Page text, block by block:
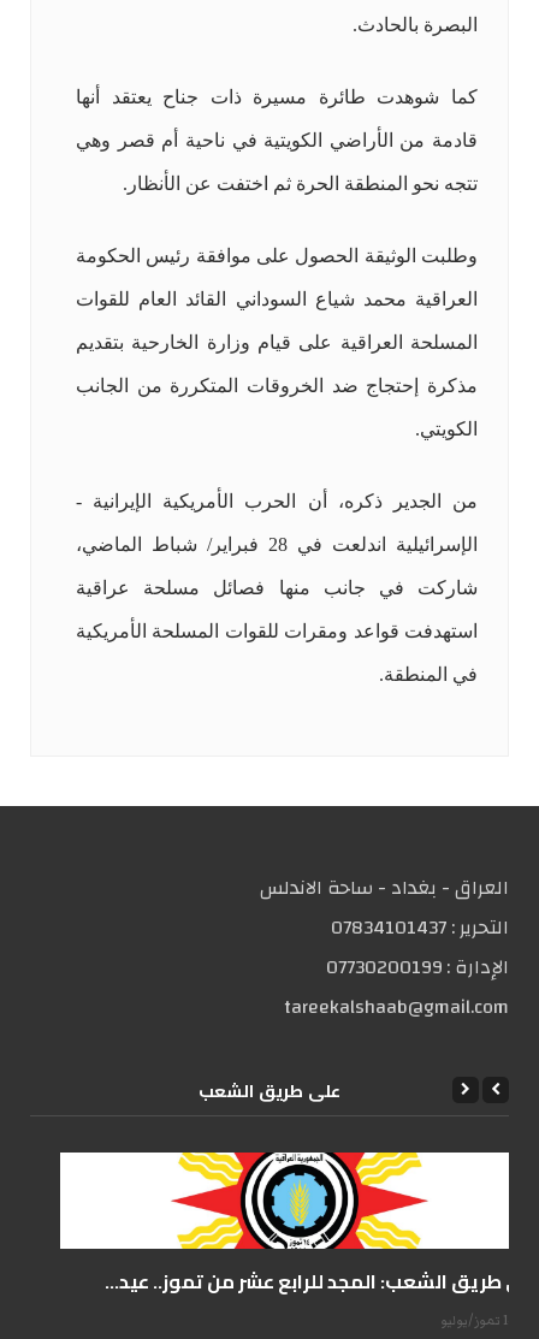
البصرة بالحادث.
كما شوهدت طائرة مسيرة ذات جناح يعتقد أنها
قادمة من الأراضي الكويتية في ناحية أم قصر وهي
تتجه نحو المنطقة الحرة ثم اختفت عن الأنظار.
وطلبت الوثيقة الحصول على موافقة رئيس الحكومة
العراقية محمد شياع السوداني القائد العام للقوات
المسلحة العراقية على قيام وزارة الخارحية بتقديم
مذكرة إحتجاج ضد الخروقات المتكررة من الجانب
الكويتي.
من الجدير ذكره، أن الحرب الأمريكية الإيرانية -
الإسرائيلية اندلعت في 28 فبراير/ شباط الماضي،
شاركت في جانب منها فصائل مسلحة عراقية
استهدفت قواعد ومقرات للقوات المسلحة الأمريكية
في المنطقة.
العراق - بغداد - ساحة الاندلس
التحریر :07834101437
الإدارة :07730200199
tareekalshaab@gmail.com
علی طریق الشعب
على طريق الشعب: المجد للرابع عشر من تموز.. عيد...
14 تموز/يوليو